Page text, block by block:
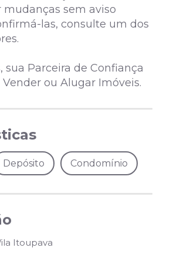
mudanças sem aviso
las, consulte um dos
sua Parceira de Confiança
ou Alugar Imóveis.
Depósito Condomínio
Itoupava